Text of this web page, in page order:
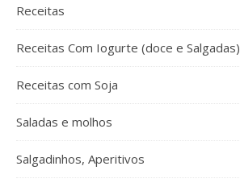
Receitas
Receitas Com Iogurte (doce e Salgadas)
Receitas com Soja
Saladas e molhos
Salgadinhos, Aperitivos